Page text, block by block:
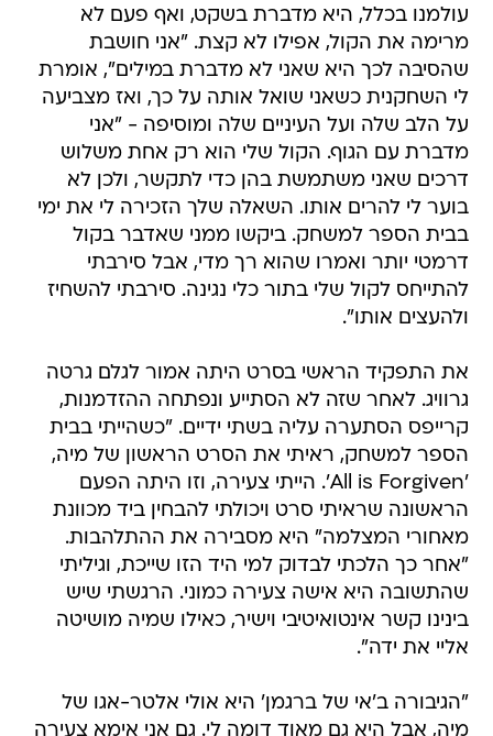
עולמנו בכלל, היא מדברת בשקט, ואף פעם לא
מרימה את הקול, אפילו לא קצת. "אני חושבת
שהסיבה לכך היא שאני לא מדברת במילים", אומרת
לי השחקנית כשאני שואל אותה על כך, ואז מצביעה
על הלב שלה ועל העיניים שלה ומוסיפה - "אני
מדברת עם הגוף. הקול שלי הוא רק אחת משלוש
דרכים שאני משתמשת בהן כדי לתקשר, ולכן לא
בוער לי להרים אותו. השאלה שלך הזכירה לי את ימי
בבית הספר למשחק. ביקשו ממני שאדבר בקול
דרמטי יותר ואמרו שהוא רך מדי, אבל סירבתי
להתייחס לקול שלי בתור כלי נגינה. סירבתי להשחיז
ולהעצים אותו".
את התפקיד הראשי בסרט היתה אמור לגלם גרטה
גרוויג. לאחר שזה לא הסתייע ונפתחה ההזדמנות,
קרייפס הסתערה עליה בשתי ידיים. "כשהייתי בבית
הספר למשחק, ראיתי את הסרט הראשון של מיה,
'All is Forgiven'. הייתי צעירה, וזו היתה הפעם
הראשונה שראיתי סרט ויכולתי להבחין ביד מכוונת
מאחורי המצלמה" היא מסבירה את ההתלהבות.
"אחר כך הלכתי לבדוק למי היד הזו שייכת, וגיליתי
שהתשובה היא אישה צעירה כמוני. הרגשתי שיש
בינינו קשר אינטואיטיבי וישיר, כאילו שמיה מושיטה
אליי את ידה".
"הגיבורה ב'אי של ברגמן' היא אולי אלטר-אגו של
מיה, אבל היא גם מאוד דומה לי. גם אני אימא צעירה